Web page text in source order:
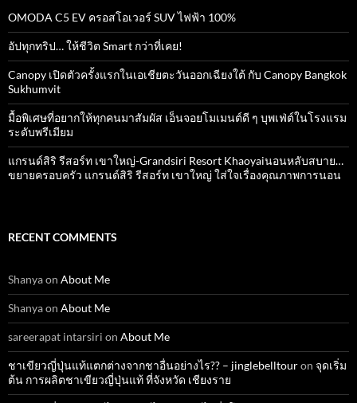
OMODA C5 EV ครอสโอเวอร์ SUV ไฟฟ้า 100%
อัปทุกทริป… ให้ชีวิต Smart กว่าที่เคย!
Canopy เปิดตัวครั้งแรกในเอเชียตะวันออกเฉียงใต้ กับ Canopy Bangkok
Sukhumvit
มื้อพิเศษที่อยากให้ทุกคนมาสัมผัส เอ็นจอยโมเมนต์ดี ๆ บุพเฟ่ต์ในโรงแรม
ระดับพรีเมียม
แกรนด์สิริ​ รีสอร์ท​ เขาใหญ่​-Grandsiri​ Resort​ Khaoyaiนอนหลับสบาย…
ขยายครอบครัว แกรนด์สิริ รีสอร์ท เขาใหญ่ ใส่ใจเรื่องคุณภาพการนอน
RECENT COMMENTS
Shanyaon About Me
Shanyaon About Me
sareerapat intarsiri on About Me
ชาเขียวญี่ปุ่นแท้แตกต่างจากชาอื่นอย่างไร?? – jinglebelltouron จุดเริ่ม
ต้น การผลิตชาเขียวญี่ปุ่นแท้ ที่จังหวัด เชียงราย